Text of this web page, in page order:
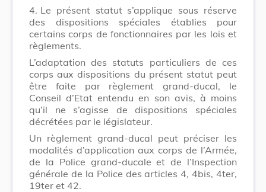
4. Le présent statut s’applique sous réserve
des dispositions spéciales établies pour
certains corps de fonctionnaires par les lois et
règlements.
L’adaptation des statuts particuliers de ces
corps aux dispositions du présent statut peut
être faite par règlement grand-ducal, le
Conseil d’Etat entendu en son avis, à moins
qu’il ne s’agisse de dispositions spéciales
décrétées par le législateur.
Un règlement grand-ducal peut préciser les
modalités d’application aux corps de l’Armée,
de la Police grand-ducale et de l’Inspection
générale de la Police des articles 4, 4bis, 4ter,
19ter et 42.